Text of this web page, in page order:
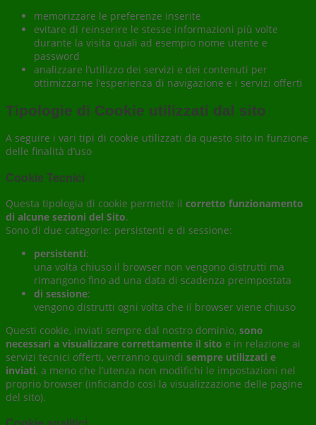
memorizzare le preferenze inserite
evitare di reinserire le stesse informazioni più volte
durante la visita quali ad esempio nome utente e
password
analizzare l’utilizzo dei servizi e dei contenuti per
ottimizzarne l’esperienza di navigazione e i servizi offerti
Tipologie di Cookie utilizzati dal sito
A seguire i vari tipi di cookie utilizzati da questo sito in funzione
delle finalità d’uso
Cookie Tecnici
Questa tipologia di cookie permette il corretto funzionamento
di alcune sezioni del Sito.
Sono di due categorie: persistenti e di sessione:
persistenti:
una volta chiuso il browser non vengono distrutti ma
rimangono fino ad una data di scadenza preimpostata
di sessione:
vengono distrutti ogni volta che il browser viene chiuso
Questi cookie, inviati sempre dal nostro dominio, sono
necessari a visualizzare correttamente il sito e in relazione ai
servizi tecnici offerti, verranno quindi sempre utilizzati e
inviati, a meno che l’utenza non modifichi le impostazioni nel
proprio browser (inficiando così la visualizzazione delle pagine
del sito).